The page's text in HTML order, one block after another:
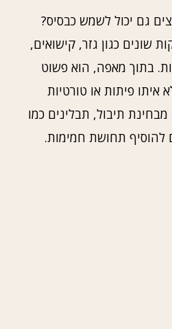
גם יכול לשמש כבסיס?
שונים כגון גזר, קישואים,
בתוך מאפה, הוא פשוט
פיתות או טורטיות
תיבול, תבלינים כמו
להוסיף תחושת חמימות.